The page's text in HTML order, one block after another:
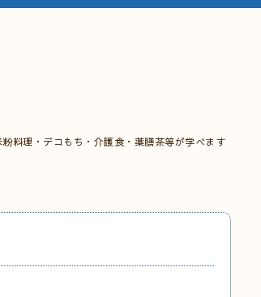
料理・デコもち・介護食・薬膳茶等が学べます